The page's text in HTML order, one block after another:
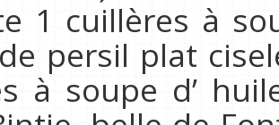
1 cuillères à
persil plat
à soupe d’